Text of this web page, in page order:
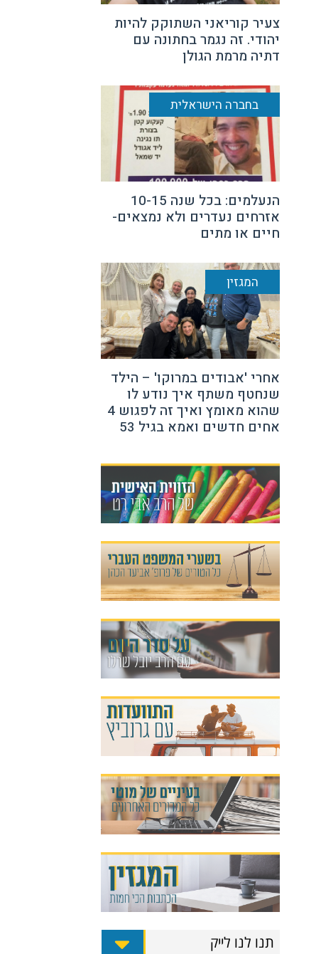
צעיר קוריאני השתוקק להיות
יהודי. זה נגמר בחתונה עם
דתיה מרמת הגולן
בחברה הישראלית
הנעלמים: בכל שנה 10-15
אזרחים נעדרים ולא נמצאים-
חיים או מתים
המגזין
אחרי 'אבודים במרוקו' – הילד
שנחטף משתף איך נודע לו
שהוא מאומץ ואיך זה לפגוש 4
אחים חדשים ואמא בגיל 53
תנו לנו לייק